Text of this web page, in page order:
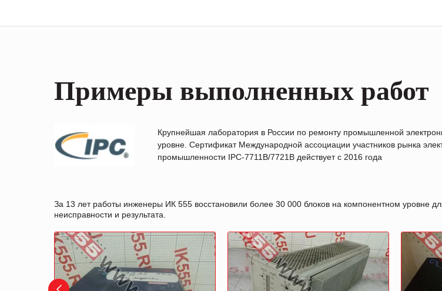
Примеры выполненных работ
Крупнейшая лаборатория в России по ремонту промышленной
уровне. Сертификат Международной ассоциации участников рынка
промышленности IPC-7711B/7721B действует с 2016 года
За 13 лет работы инженеры ИК 555 восстановили более 30 000 блоков на компонентном
неисправности и результата.